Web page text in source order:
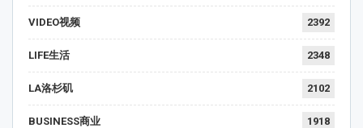
VIDEO视频 2392
LIFE生活 2348
LA洛杉矶 2102
BUSINESS商业 1918